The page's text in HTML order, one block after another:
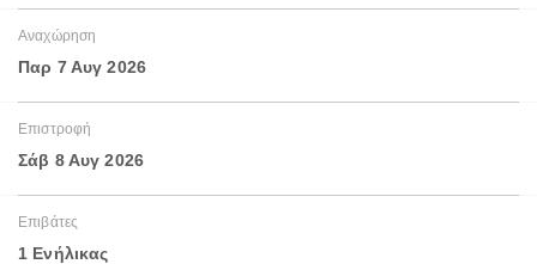
Αναχώρηση
Παρ 7 Αυγ 2026
Επιστροφή
Σάβ 8 Αυγ 2026
Επιβάτες
1 Ενήλικας